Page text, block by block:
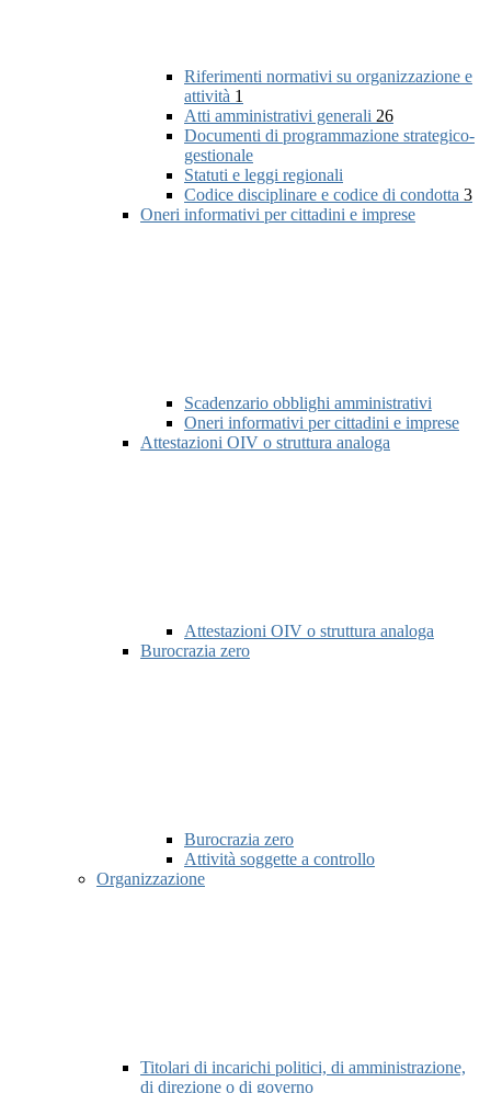
Riferimenti normativi su organizzazione e
attività 1
Atti amministrativi generali 26
Documenti di programmazione strategico-
gestionale
Statuti e leggi regionali
Codice disciplinare e codice di condotta 3
Oneri informativi per cittadini e imprese
Scadenzario obblighi amministrativi
Oneri informativi per cittadini e imprese
Attestazioni OIV o struttura analoga
Attestazioni OIV o struttura analoga
Burocrazia zero
Burocrazia zero
Attività soggette a controllo
Organizzazione
Titolari di incarichi politici, di amministrazione,
di direzione o di governo